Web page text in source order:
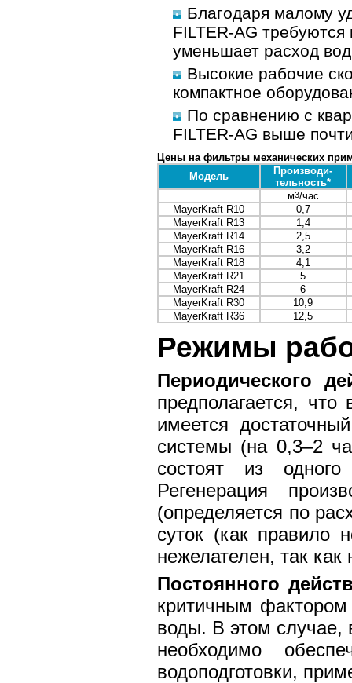
Благодаря малому
FILTER-AG
уменьшает расход
Высокие рабочие
компактное
По сравнению с
FILTER-AG выше
Цены на фильтры механических
Модель
Производи-
тельность*
м3/час
MayerKraft R10
0,7
MayerKraft R13
1,4
MayerKraft R14
2,5
MayerKraft R16
3,2
MayerKraft R18
4,1
MayerKraft R21
5
MayerKraft R24
6
MayerKraft R30
10,9
MayerKraft R36
12,5
Режимы
Периодического
предполагается,
имеется
системы (на 0,3–2
состоят из
Регенерация
(определяется по
суток (как правило
нежелателен, так
Постоянного
критичным фактором
воды. В этом случае,
необходимо
водоподготовки,